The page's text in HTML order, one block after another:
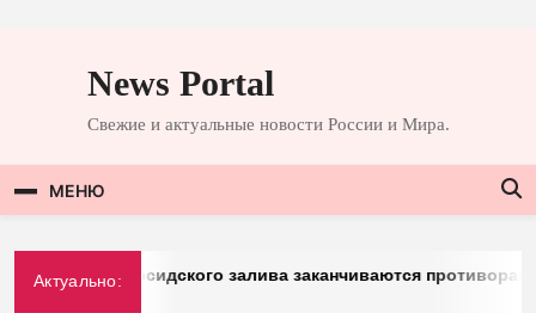
содержимомуNews Portal
Свежие и актуальные новости России и Мира.
МЕНЮ
Актуально:
у стран Персидского залива заканчиваются